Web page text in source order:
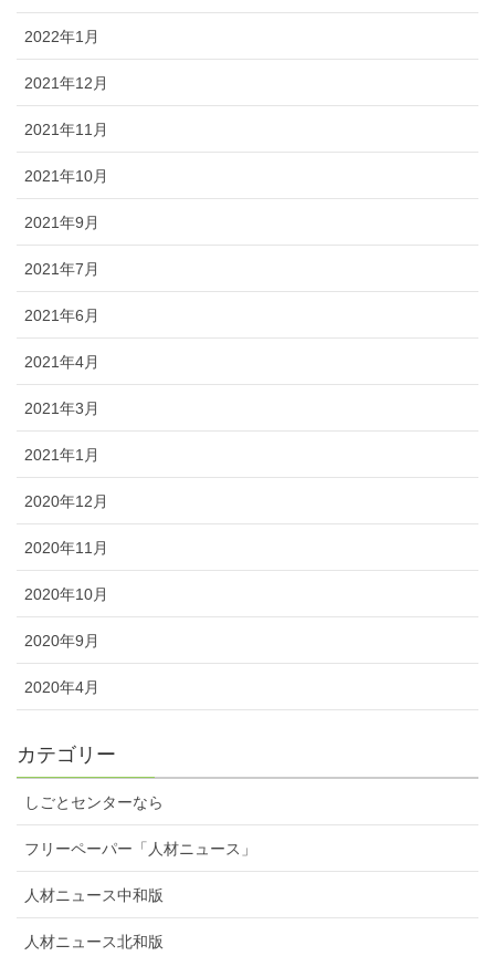
2022年1月
2021年12月
2021年11月
2021年10月
2021年9月
2021年7月
2021年6月
2021年4月
2021年3月
2021年1月
2020年12月
2020年11月
2020年10月
2020年9月
2020年4月
カテゴリー
しごとセンターなら
フリーペーパー「人材ニュース」
人材ニュース中和版
人材ニュース北和版